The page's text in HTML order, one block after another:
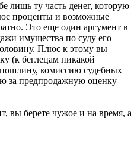
лишь ту часть денег, которую
проценты и возможные
Это еще один аргумент в
имущества по суду его
Плюс к этому вы
(к беглецам никакой
комиссию судебных
за предпродажную оценку
вы берете чужое и на время, а